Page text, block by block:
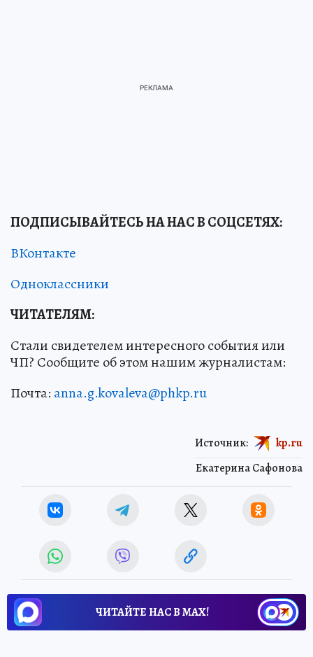
ПОДПИСЫВАЙТЕСЬ НА НАС В СОЦСЕТЯХ:
ВКонтакте
Одноклассники
ЧИТАТЕЛЯМ:
Стали свидетелем интересного события или
ЧП? Сообщите об этом нашим журналистам:
Почта: anna.g.kovaleva@phkp.ru
Екатерина Сафонова
Источник: kp.ru
ЧИТАЙТЕ НАС В МАХ!